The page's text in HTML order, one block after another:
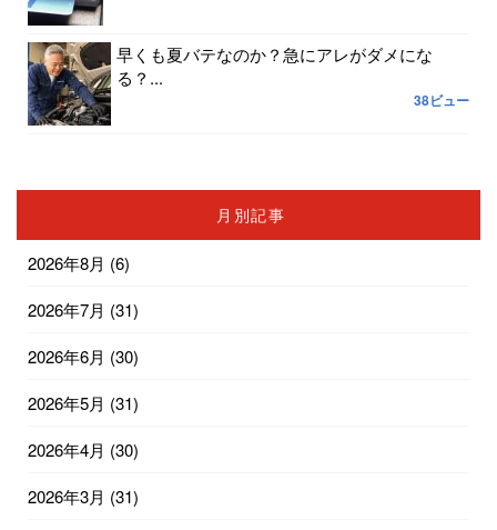
早くも夏バテなのか？急にアレがダメにな
る？...
38ビュー
月別記事
2026年8月 (6)
2026年7月 (31)
2026年6月 (30)
2026年5月 (31)
2026年4月 (30)
2026年3月 (31)